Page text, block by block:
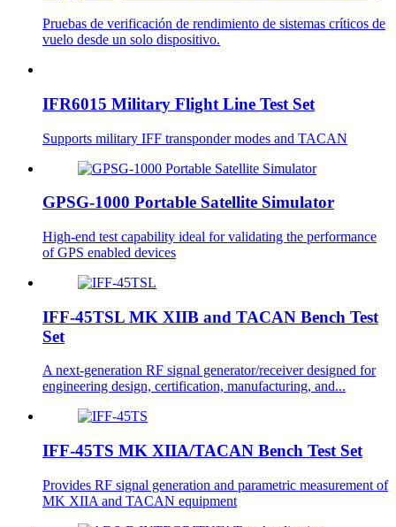
Pruebas de verificación de rendimiento de sistemas críticos de
vuelo desde un solo dispositivo.
IFR6015 Military Flight Line Test Set
Supports military IFF transponder modes and TACAN
GPSG-1000 Portable Satellite Simulator
High-end test capability ideal for validating the performance
of GPS enabled devices
IFF-45TSL MK XIIB and TACAN Bench Test
Set
A next-generation RF signal generator/receiver designed for
engineering design, certification, manufacturing, and...
IFF-45TS MK XIIA/TACAN Bench Test Set
Provides RF signal generation and parametric measurement of
MK XIIA and TACAN equipment